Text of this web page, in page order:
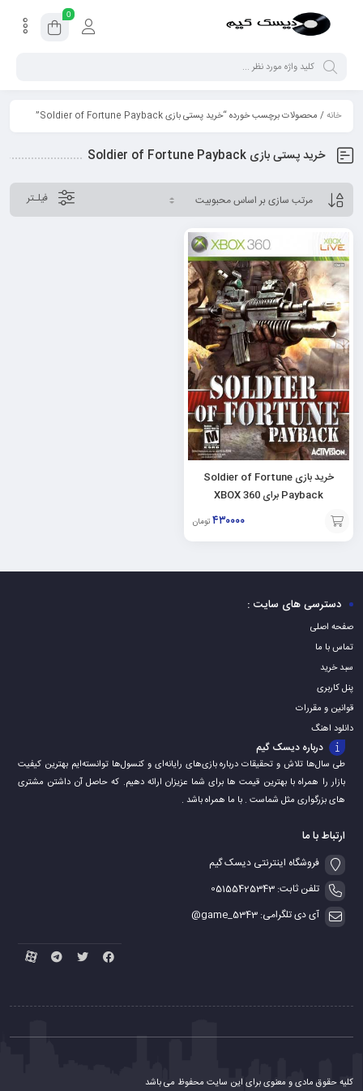
0
خانه/ محصولات برچسب خورده “خرید پستی بازی Soldier of Fortune Payback”
خرید پستی بازی Soldier of Fortune Payback
فیلـتر
خرید بازی Soldier of Fortune
Payback برای XBOX 360
۴۳۰۰۰۰ تومان
افزودن
به
دسترسی های سایت :
صفحه اصلی
تماس با ما
سبد خرید
پنل کاربری
قوانین و مقررات
دانلود اهنگ
درباره دیسک گیم
طی سال‌ها تلاش و تحقیقات درباره بازی‌های رایانه‌ای و کنسول‌ها توانسته‌ایم بهترین کیفیت
بازار را همراه با بهترین قیمت ها برای شما عزیزان ارائه دهیم. که حاصل آن داشتن مشتری
های بزرگواری مثل شماست . با ما همراه باشد .
ارتباط با ما
فروشگاه اینترنتی دیسک گیم
تلفن ثابت: 05155425343
آی دی تلگرامی: game_5343@
کلیه حقوق مادی و معنوی برای این سایت محفوظ می باشد